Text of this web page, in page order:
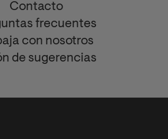
Contacto
frecuentes
con nosotros
de sugerencias